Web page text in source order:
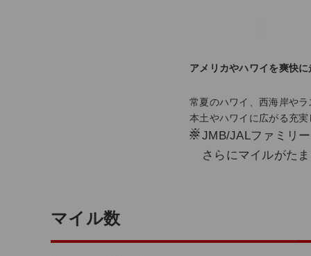
アメリカやハワイを爽快
常夏のハワイ、西海岸や
本土やハワイに広がる充
※JMB/JALファミリ
さらにマイルがた
マイル数